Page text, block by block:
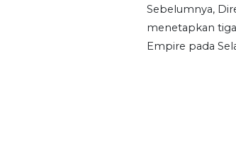
Sebelumnya,
menetapkan
Empire pada